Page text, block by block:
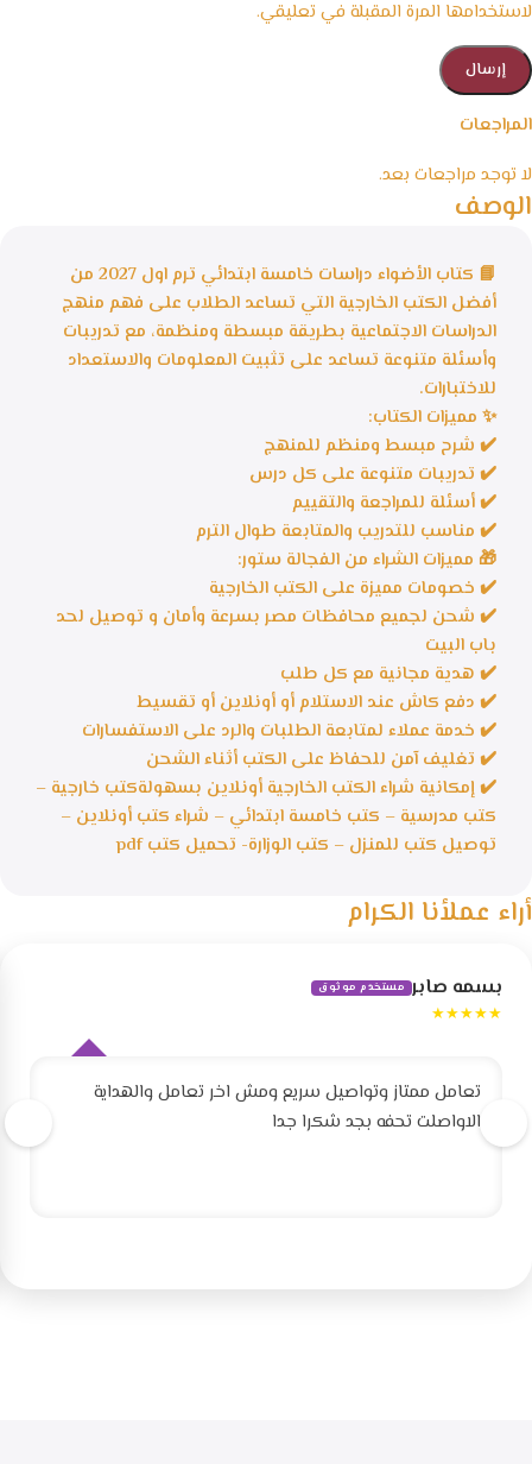
المراجعات
لا توجد مراجعات بعد.
لاستخدامها المرة المقبلة في تعليقي.
الوصف
📘 كتاب الأضواء دراسات خامسة ابتدائي ترم اول 2027 من
أفضل الكتب الخارجية التي تساعد الطلاب على فهم منهج
الدراسات الاجتماعية بطريقة مبسطة ومنظمة، مع تدريبات
وأسئلة متنوعة تساعد على تثبيت المعلومات والاستعداد
للاختبارات.
✨ مميزات الكتاب:
✔️ شرح مبسط ومنظم للمنهج
✔️ تدريبات متنوعة على كل درس
✔️ أسئلة للمراجعة والتقييم
✔️ مناسب للتدريب والمتابعة طوال الترم
🎁 مميزات الشراء من الفجالة ستور:
✔️ خصومات مميزة على الكتب الخارجية
✔️ شحن لجميع محافظات مصر بسرعة وأمان و توصيل لحد
باب البيت
✔️ هدية مجانية مع كل طلب
✔️ دفع كاش عند الاستلام أو أونلاين أو تقسيط
✔️ خدمة عملاء لمتابعة الطلبات والرد على الاستفسارات
✔️ تغليف آمن للحفاظ على الكتب أثناء الشحن
✔️ إمكانية شراء الكتب الخارجية أونلاين بسهولةكتب خارجية –
كتب مدرسية – كتب خامسة ابتدائي – شراء كتب أونلاين –
توصيل كتب للمنزل – كتب الوزارة- تحميل كتب pdf
أراء عملأنا الكرام
بسمه صابر مستخدم موثوق
★★★★★
تعامل ممتاز وتواصيل سريع ومش اخر تعامل والهداية
الاواصلت تحفه بجد شكرا جدا